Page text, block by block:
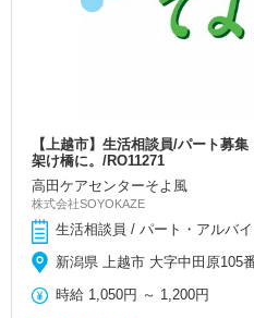
【上越市】生活相談員/パート募
架け橋に。/RO11271
高田ケアセンターそよ風
株式会社SOYOKAZE
生活相談員 / パート・アルバイ
新潟県 上越市 大字中田原105
時給 1,050円 ～ 1,200円